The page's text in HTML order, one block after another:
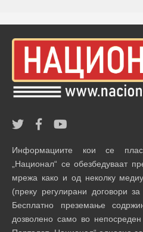
Информациите кои се
„Национал“ се обезбедуваат
мрежа како и од неколку
(преку регулирани договори за
Бесплатно преземање
дозволено само во